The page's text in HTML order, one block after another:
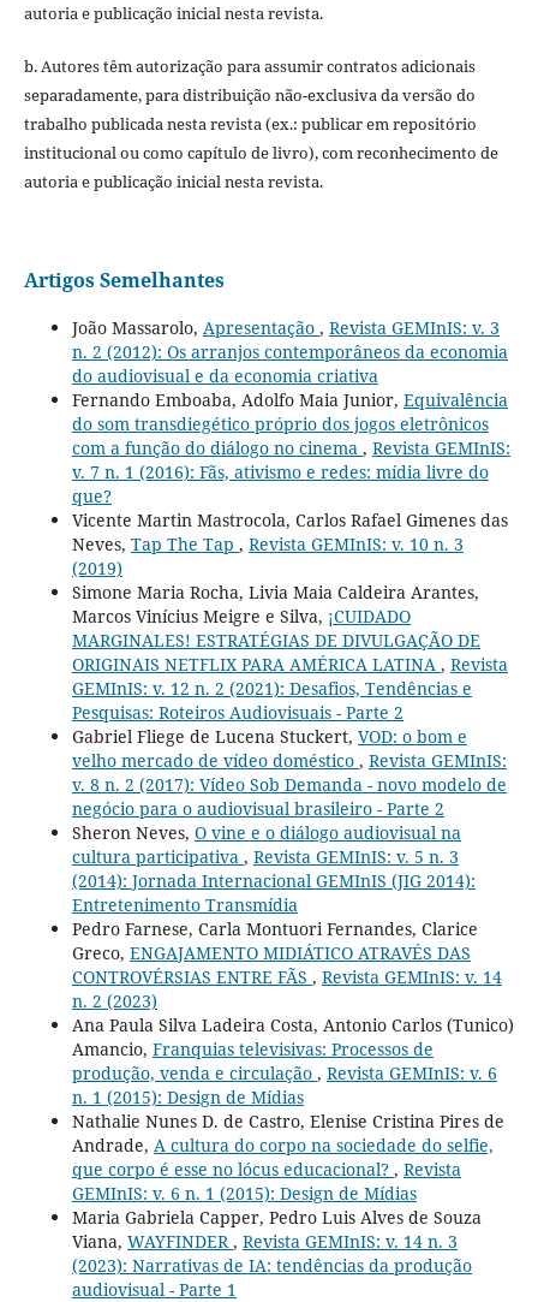
autoria e publicação inicial nesta revista.
b. Autores têm autorização para assumir contratos adicionais
separadamente, para distribuição não-exclusiva da versão do
trabalho publicada nesta revista (ex.: publicar em repositório
institucional ou como capítulo de livro), com reconhecimento de
autoria e publicação inicial nesta revista.
Artigos Semelhantes
João Massarolo, Apresentação , Revista GEMInIS: v. 3
n. 2 (2012): Os arranjos contemporâneos da economia
do audiovisual e da economia criativa
Fernando Emboaba, Adolfo Maia Junior, Equivalência
do som transdiegético próprio dos jogos eletrônicos
com a função do diálogo no cinema , Revista GEMInIS:
v. 7 n. 1 (2016): Fãs, ativismo e redes: mídia livre do
que?
Vicente Martin Mastrocola, Carlos Rafael Gimenes das
Neves, Tap The Tap , Revista GEMInIS: v. 10 n. 3
(2019)
Simone Maria Rocha, Livia Maia Caldeira Arantes,
Marcos Vinícius Meigre e Silva, ¡CUIDADO
MARGINALES! ESTRATÉGIAS DE DIVULGAÇÃO DE
ORIGINAIS NETFLIX PARA AMÉRICA LATINA , Revista
GEMInIS: v. 12 n. 2 (2021): Desafios, Tendências e
Pesquisas: Roteiros Audiovisuais - Parte 2
Gabriel Fliege de Lucena Stuckert, VOD: o bom e
velho mercado de vídeo doméstico , Revista GEMInIS:
v. 8 n. 2 (2017): Vídeo Sob Demanda - novo modelo de
negócio para o audiovisual brasileiro - Parte 2
Sheron Neves, O vine e o diálogo audiovisual na
cultura participativa , Revista GEMInIS: v. 5 n. 3
(2014): Jornada Internacional GEMInIS (JIG 2014):
Entretenimento Transmídia
Pedro Farnese, Carla Montuori Fernandes, Clarice
Greco, ENGAJAMENTO MIDIÁTICO ATRAVÉS DAS
CONTROVÉRSIAS ENTRE FÃS , Revista GEMInIS: v. 14
n. 2 (2023)
Ana Paula Silva Ladeira Costa, Antonio Carlos (Tunico)
Amancio, Franquias televisivas: Processos de
produção, venda e circulação , Revista GEMInIS: v. 6
n. 1 (2015): Design de Mídias
Nathalie Nunes D. de Castro, Elenise Cristina Pires de
Andrade, A cultura do corpo na sociedade do selfie,
que corpo é esse no lócus educacional? , Revista
GEMInIS: v. 6 n. 1 (2015): Design de Mídias
Maria Gabriela Capper, Pedro Luis Alves de Souza
Viana, WAYFINDER , Revista GEMInIS: v. 14 n. 3
(2023): Narrativas de IA: tendências da produção
audiovisual - Parte 1